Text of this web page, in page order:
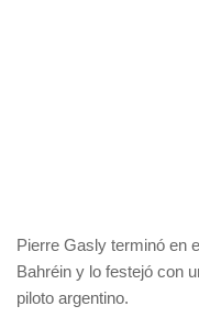
Pierre Gasly terminó en
Bahréin y lo festejó con
piloto argentino.